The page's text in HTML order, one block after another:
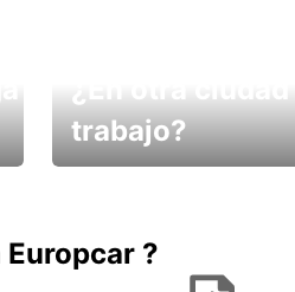
trabajo?
?